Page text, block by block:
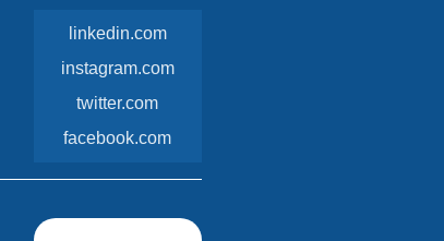
linkedin.com
instagram.com
twitter.com
facebook.com